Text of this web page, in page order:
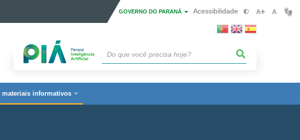
GOVERNO DO PARANÁ Acessibilidade
materiais informativos